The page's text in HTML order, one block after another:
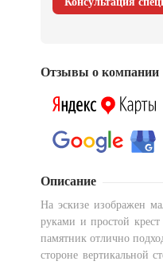
Отзывы о компании
Описание
На эскизе изображен
руками и простой
памятник отлично
стороне вертикальной